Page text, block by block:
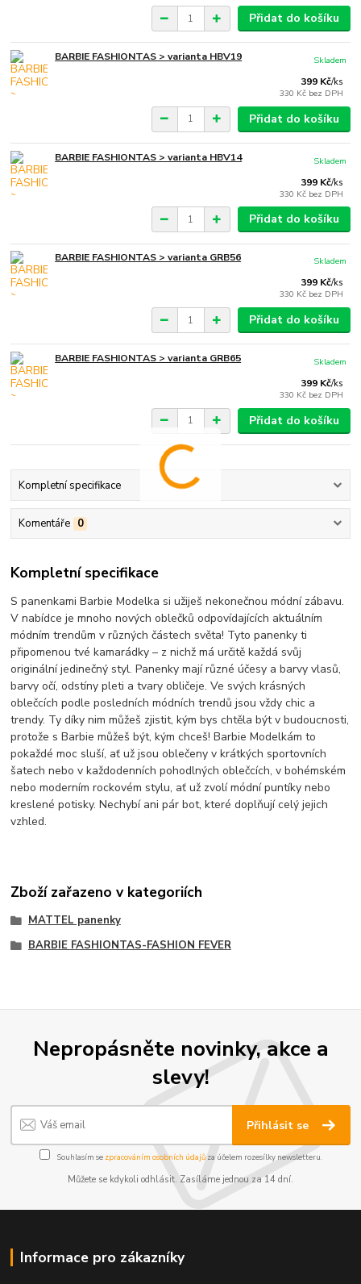
Přidat do košíku
BARBIE FASHIONTAS > varianta HBV19
399 Kč/ks
330 Kč bez DPH
Skladem
Přidat do košíku
BARBIE FASHIONTAS > varianta HBV14
399 Kč/ks
330 Kč bez DPH
Skladem
Přidat do košíku
BARBIE FASHIONTAS > varianta GRB56
399 Kč/ks
330 Kč bez DPH
Skladem
Přidat do košíku
BARBIE FASHIONTAS > varianta GRB65
399 Kč/ks
330 Kč bez DPH
Skladem
Přidat do košíku
Kompletní specifikace
Komentáře 0
Kompletní specifikace
S panenkami Barbie Modelka si užiješ nekonečnou módní zábavu.
V nabídce je mnoho nových oblečků odpovídajících aktuálním
módním trendům v různých částech světa! Tyto panenky ti
připomenou tvé kamarádky – z nichž má určitě každá svůj
originální jedinečný styl. Panenky mají různé účesy a barvy vlasů,
barvy očí, odstíny pleti a tvary obličeje. Ve svých krásných
oblečcích podle posledních módních trendů jsou vždy chic a
trendy. Ty díky nim můžeš zjistit, kým bys chtěla být v budoucnosti,
protože s Barbie můžeš být, kým chceš! Barbie Modelkám to
pokaždé moc sluší, ať už jsou oblečeny v krátkých sportovních
šatech nebo v každodenních pohodlných oblečcích, v bohémském
nebo moderním rockovém stylu, ať už zvolí módní puntíky nebo
kreslené potisky. Nechybí ani pár bot, které doplňují celý jejich
vzhled.
Zboží zařazeno v kategoriích
MATTEL panenky
BARBIE FASHIONTAS-FASHION FEVER
Nepropásněte novinky, akce a
slevy!
Přihlásit se
Souhlasím se zpracováním osobních údajůza účelem rozesílky newsletteru.
Můžete se kdykoli odhlásit. Zasíláme jednou za 14 dní.
Informace pro zákazníky